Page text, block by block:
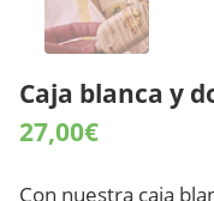
Caja blanca y
27,00€
Con nuestra caja